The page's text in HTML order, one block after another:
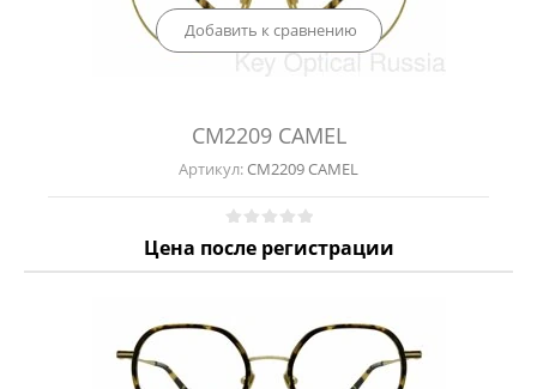
Добавить к сравнению
CM2209 CAMEL
Артикул:CM2209 CAMEL
Цена после регистрации